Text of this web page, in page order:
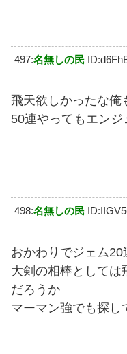
497:名無しの民
飛天欲しかったな俺
50連やってもエン
498:名無しの民
おかわりでジェム20
大剣の相棒としては
だろうか
マーマン強でも探し